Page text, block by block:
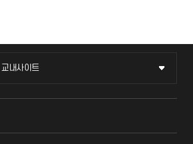
교내사이트
교내사이트
교수회